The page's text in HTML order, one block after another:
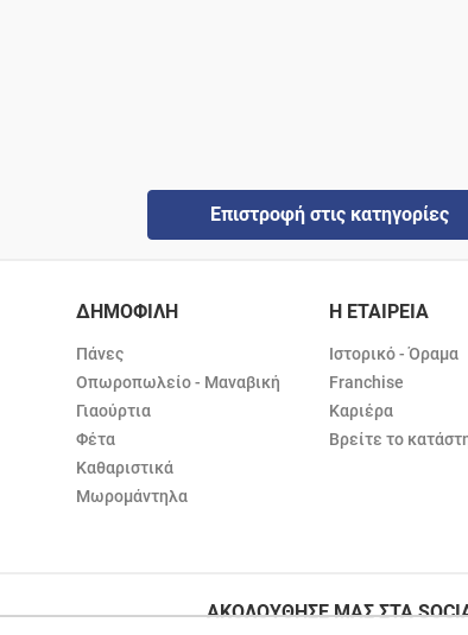
Επιστροφή στις κατηγορίες
ΔΗΜΟΦΙΛΗ
Πάνες
Οπωροπωλείο - Μαναβική
Γιαούρτια
Φέτα
Καθαριστικά
Μωρομάντηλα
Η ΕΤΑΙΡΕΙΑ
Ιστορικό - Όραμα
Franchise
Καριέρα
Βρείτε το
ΑΚΟΛΟΥΘΗΣΕ ΜΑΣ ΣΤΑ